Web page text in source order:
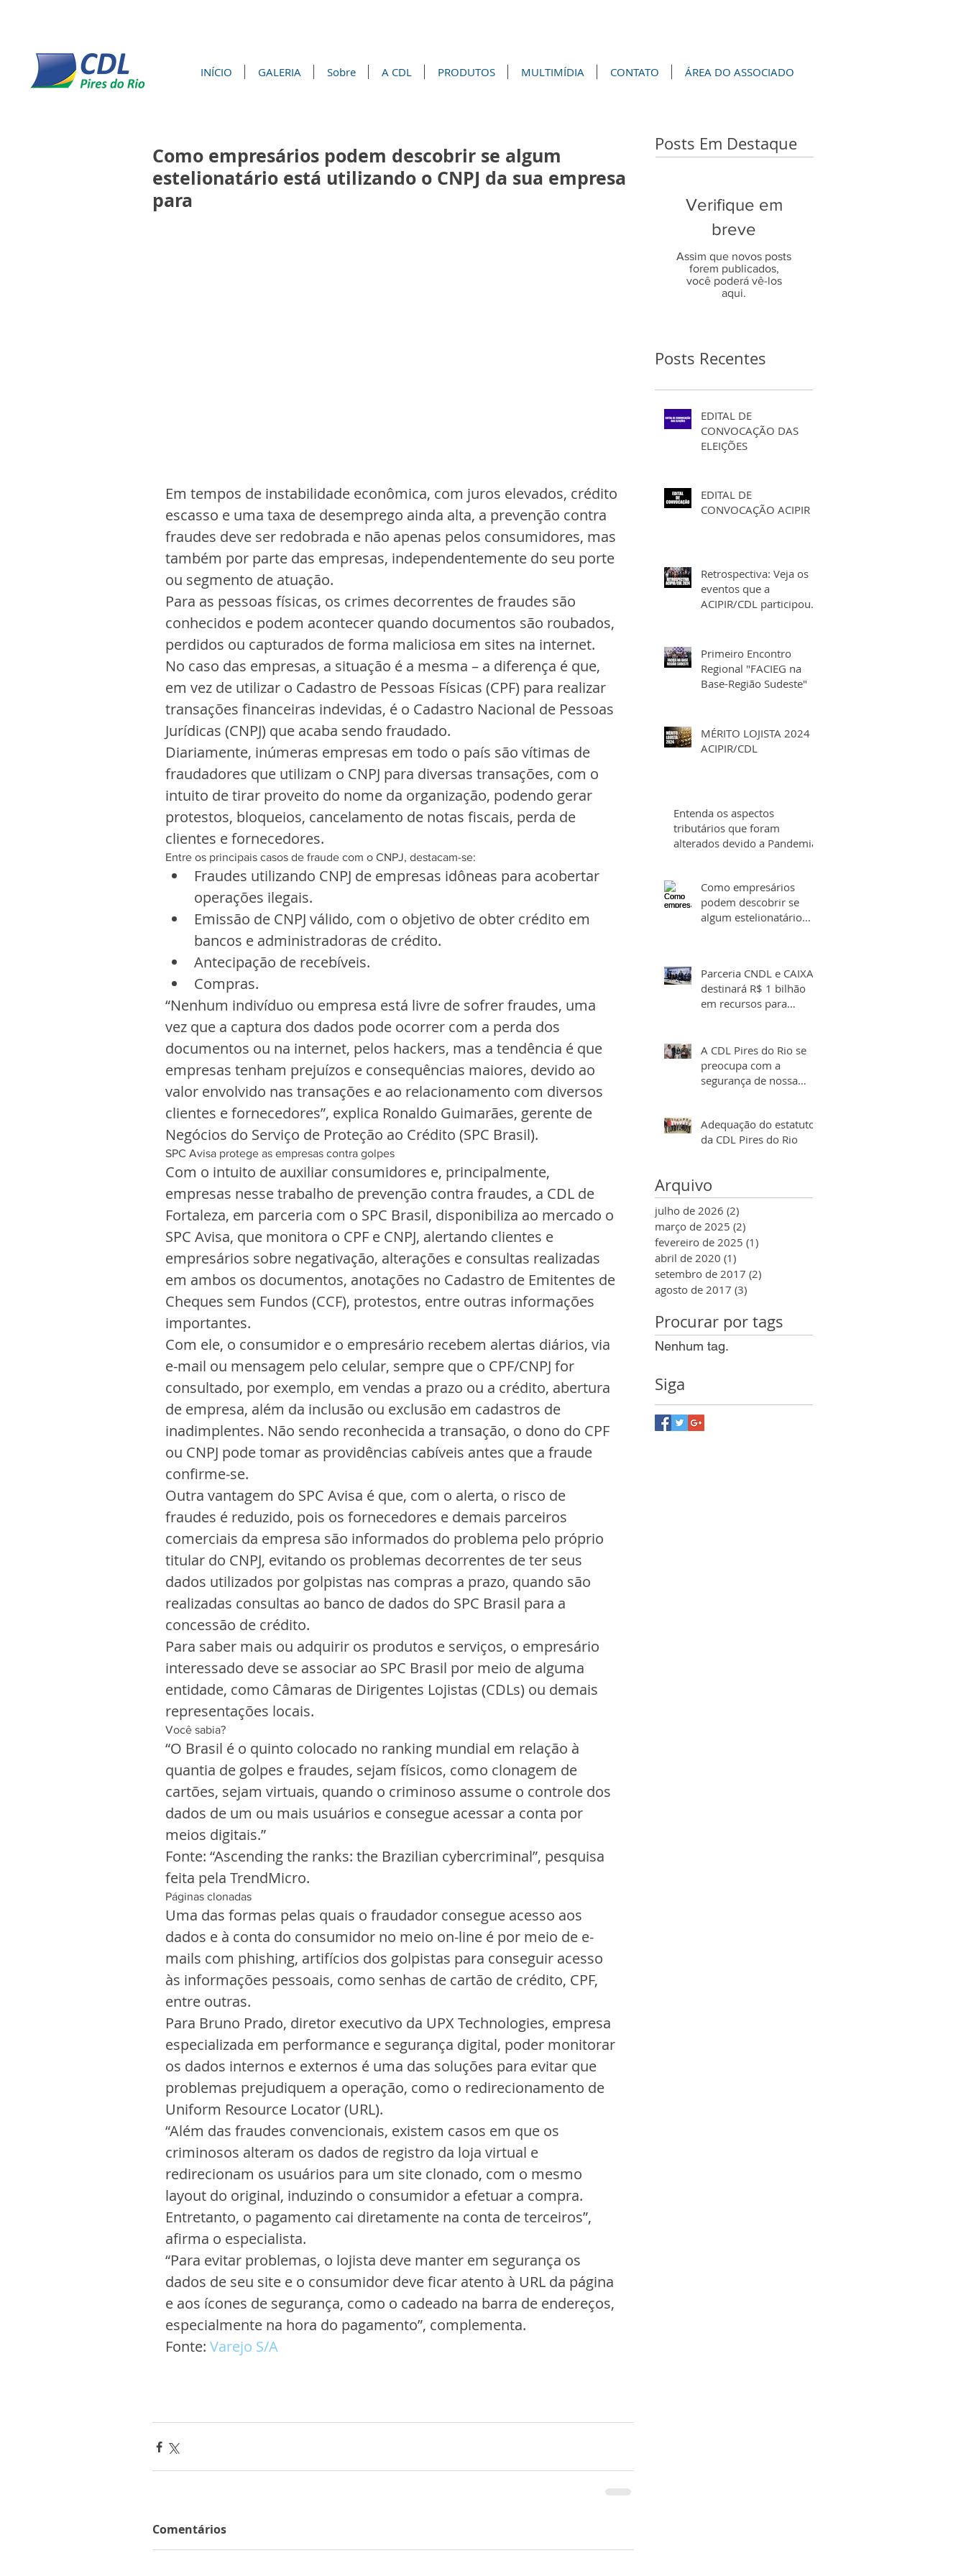
INÍCIO GALERIA Sobre A CDL PRODUTOS MULTIMÍDIA CONTATO ÁREA DO ASSOCIADO
Como empresários podem descobrir se algum
estelionatário está utilizando o CNPJ da sua empresa
para
Em tempos de instabilidade econômica, com juros elevados, crédito
escasso e uma taxa de desemprego ainda alta, a prevenção contra
fraudes deve ser redobrada e não apenas pelos consumidores, mas
também por parte das empresas, independentemente do seu porte
ou segmento de atuação.
Para as pessoas físicas, os crimes decorrentes de fraudes são
conhecidos e podem acontecer quando documentos são roubados,
perdidos ou capturados de forma maliciosa em sites na internet.
No caso das empresas, a situação é a mesma – a diferença é que,
em vez de utilizar o Cadastro de Pessoas Físicas (CPF) para realizar
transações financeiras indevidas, é o Cadastro Nacional de Pessoas
Jurídicas (CNPJ) que acaba sendo fraudado.
Diariamente, inúmeras empresas em todo o país são vítimas de
fraudadores que utilizam o CNPJ para diversas transações, com o
intuito de tirar proveito do nome da organização, podendo gerar
protestos, bloqueios, cancelamento de notas fiscais, perda de
clientes e fornecedores.
Entre os principais casos de fraude com o CNPJ, destacam-se:
Fraudes utilizando CNPJ de empresas idôneas para acobertar
operações ilegais.
Emissão de CNPJ válido, com o objetivo de obter crédito em
bancos e administradoras de crédito.
Antecipação de recebíveis.
Compras.
“Nenhum indivíduo ou empresa está livre de sofrer fraudes, uma
vez que a captura dos dados pode ocorrer com a perda dos
documentos ou na internet, pelos hackers, mas a tendência é que
empresas tenham prejuízos e consequências maiores, devido ao
valor envolvido nas transações e ao relacionamento com diversos
clientes e fornecedores”, explica Ronaldo Guimarães, gerente de
Negócios do Serviço de Proteção ao Crédito (SPC Brasil).
SPC Avisa protege as empresas contra golpes
Com o intuito de auxiliar consumidores e, principalmente,
empresas nesse trabalho de prevenção contra fraudes, a CDL de
Fortaleza, em parceria com o SPC Brasil, disponibiliza ao mercado o
SPC Avisa, que monitora o CPF e CNPJ, alertando clientes e
empresários sobre negativação, alterações e consultas realizadas
em ambos os documentos, anotações no Cadastro de Emitentes de
Cheques sem Fundos (CCF), protestos, entre outras informações
importantes.
Com ele, o consumidor e o empresário recebem alertas diários, via
e-mail ou mensagem pelo celular, sempre que o CPF/CNPJ for
consultado, por exemplo, em vendas a prazo ou a crédito, abertura
de empresa, além da inclusão ou exclusão em cadastros de
inadimplentes. Não sendo reconhecida a transação, o dono do CPF
ou CNPJ pode tomar as providências cabíveis antes que a fraude
confirme-se.
Outra vantagem do SPC Avisa é que, com o alerta, o risco de
fraudes é reduzido, pois os fornecedores e demais parceiros
comerciais da empresa são informados do problema pelo próprio
titular do CNPJ, evitando os problemas decorrentes de ter seus
dados utilizados por golpistas nas compras a prazo, quando são
realizadas consultas ao banco de dados do SPC Brasil para a
concessão de crédito.
Para saber mais ou adquirir os produtos e serviços, o empresário
interessado deve se associar ao SPC Brasil por meio de alguma
entidade, como Câmaras de Dirigentes Lojistas (CDLs) ou demais
representações locais.
Você sabia?
“O Brasil é o quinto colocado no ranking mundial em relação à
quantia de golpes e fraudes, sejam físicos, como clonagem de
cartões, sejam virtuais, quando o criminoso assume o controle dos
dados de um ou mais usuários e consegue acessar a conta por
meios digitais.”
Fonte: “Ascending the ranks: the Brazilian cybercriminal”, pesquisa
feita pela TrendMicro.
Páginas clonadas
Uma das formas pelas quais o fraudador consegue acesso aos
dados e à conta do consumidor no meio on-line é por meio de e-
mails com phishing, artifícios dos golpistas para conseguir acesso
às informações pessoais, como senhas de cartão de crédito, CPF,
entre outras.
Para Bruno Prado, diretor executivo da UPX Technologies, empresa
especializada em performance e segurança digital, poder monitorar
os dados internos e externos é uma das soluções para evitar que
problemas prejudiquem a operação, como o redirecionamento de
Uniform Resource Locator (URL).
“Além das fraudes convencionais, existem casos em que os
criminosos alteram os dados de registro da loja virtual e
redirecionam os usuários para um site clonado, com o mesmo
layout do original, induzindo o consumidor a efetuar a compra.
Entretanto, o pagamento cai diretamente na conta de terceiros”,
afirma o especialista.
“Para evitar problemas, o lojista deve manter em segurança os
dados de seu site e o consumidor deve ficar atento à URL da página
e aos ícones de segurança, como o cadeado na barra de endereços,
especialmente na hora do pagamento”, complementa.
Fonte: Varejo S/A
Comentários
Posts Em Destaque
Verifique em
breve
Assim que novos posts
forem publicados,
você poderá vê-los
aqui.
Posts Recentes
EDITAL DE
CONVOCAÇÃO DAS
ELEIÇÕES
EDITAL DE
CONVOCAÇÃO ACIPIR
Retrospectiva: Veja os
eventos que a
ACIPIR/CDL participou e
Primeiro Encontro
Regional "FACIEG na
Base-Região Sudeste"
MÉRITO LOJISTA 2024
ACIPIR/CDL
Entenda os aspectos
tributários que foram
alterados devido a Pandemia
Como empresários
podem descobrir se
algum estelionatário
Parceria CNDL e CAIXA
destinará R$ 1 bilhão
em recursos para
A CDL Pires do Rio se
preocupa com a
segurança de nossa
Adequação do estatuto
da CDL Pires do Rio
Arquivo
julho de 2026 (2)
março de 2025 (2)
fevereiro de 2025 (1)
abril de 2020 (1)
setembro de 2017 (2)
agosto de 2017 (3)
Procurar por tags
Nenhum tag.
Siga